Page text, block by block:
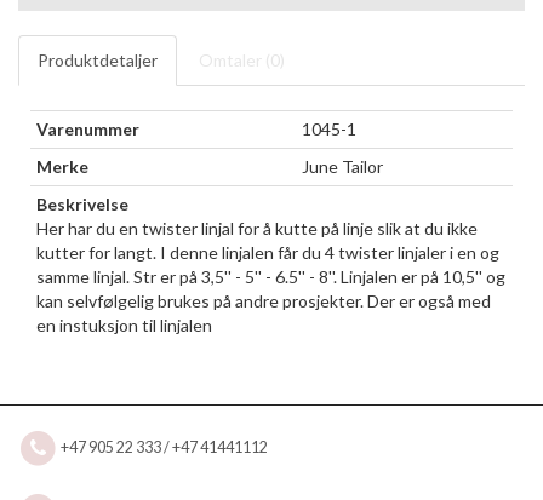
Produktdetaljer Omtaler (0)
Varenummer
1045-1
Merke
June Tailor
Beskrivelse
Her har du en twister linjal for å kutte på linje slik at du ikke
kutter for langt. I denne linjalen får du 4 twister linjaler i en og
samme linjal. Str er på 3,5'' - 5'' - 6.5'' - 8''. Linjalen er på 10,5'' og
kan selvfølgelig brukes på andre prosjekter. Der er også med
en instuksjon til linjalen
+47 905 22 333 / +47 41441112